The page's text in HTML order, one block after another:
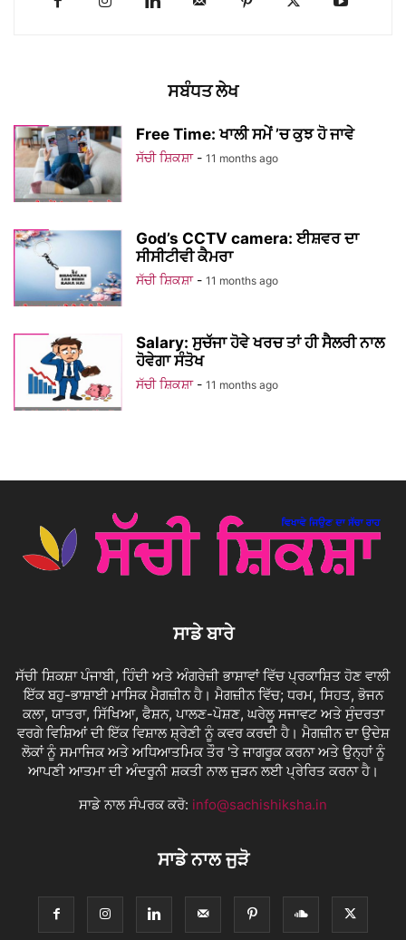
ਸਬੰਧਤ ਲੇਖ
Free Time: ਖਾਲੀ ਸਮੇਂ ’ਚ ਕੁਝ ਹੋ ਜਾਵੇ
ਸੱਚੀ ਸ਼ਿਕਸ਼ਾ - 11 months ago
God’s CCTV camera: ਈਸ਼ਵਰ ਦਾ
ਸੀਸੀਟੀਵੀ ਕੈਮਰਾ
ਸੱਚੀ ਸ਼ਿਕਸ਼ਾ - 11 months ago
Salary: ਸੁਚੱਜਾ ਹੋਵੇ ਖਰਚ ਤਾਂ ਹੀ ਸੈਲਰੀ ਨਾਲ
ਹੋਵੇਗਾ ਸੰਤੋਖ
ਸੱਚੀ ਸ਼ਿਕਸ਼ਾ - 11 months ago
ਸਾਡੇ ਬਾਰੇ
ਸੱਚੀ ਸ਼ਿਕਸ਼ਾ ਪੰਜਾਬੀ, ਹਿੰਦੀ ਅਤੇ ਅੰਗਰੇਜ਼ੀ ਭਾਸ਼ਾਵਾਂ ਵਿੱਚ ਪ੍ਰਕਾਸ਼ਿਤ ਹੋਣ ਵਾਲੀ
ਇੱਕ ਬਹੁ-ਭਾਸ਼ਾਈ ਮਾਸਿਕ ਮੈਗਜ਼ੀਨ ਹੈ। ਮੈਗਜ਼ੀਨ ਵਿੱਚ; ਧਰਮ, ਸਿਹਤ, ਭੋਜਨ
ਕਲਾ, ਯਾਤਰਾ, ਸਿੱਖਿਆ, ਫੈਸ਼ਨ, ਪਾਲਣ-ਪੋਸ਼ਣ, ਘਰੇਲੂ ਸਜਾਵਟ ਅਤੇ ਸੁੰਦਰਤਾ
ਵਰਗੇ ਵਿਸ਼ਿਆਂ ਦੀ ਇੱਕ ਵਿਸ਼ਾਲ ਸ਼੍ਰੇਣੀ ਨੂੰ ਕਵਰ ਕਰਦੀ ਹੈ। ਮੈਗਜ਼ੀਨ ਦਾ ਉਦੇਸ਼
ਲੋਕਾਂ ਨੂੰ ਸਮਾਜਿਕ ਅਤੇ ਅਧਿਆਤਮਿਕ ਤੌਰ 'ਤੇ ਜਾਗਰੂਕ ਕਰਨਾ ਅਤੇ ਉਨ੍ਹਾਂ ਨੂੰ
ਆਪਣੀ ਆਤਮਾ ਦੀ ਅੰਦਰੂਨੀ ਸ਼ਕਤੀ ਨਾਲ ਜੁੜਨ ਲਈ ਪ੍ਰੇਰਿਤ ਕਰਨਾ ਹੈ।
ਸਾਡੇ ਨਾਲ ਸੰਪਰਕ ਕਰੋ: info@sachishiksha.in
ਸਾਡੇ ਨਾਲ ਜੁੜੋ